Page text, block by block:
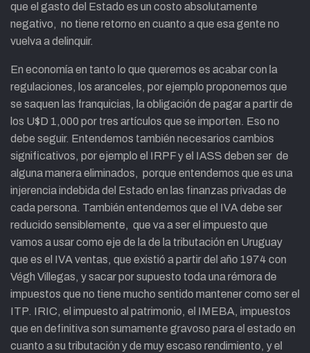
que el gasto del Estado es un costo absolutamente
negativo, no tiene retorno en cuanto a que esa gente no
vuelva a delinquir.
En economía en tanto lo que queremos es acabar con la
regulaciones, los aranceles, por ejemplo proponemos que
se saquen las franquicias, la obligación de pagar a partir de
los U$D 1,000 por tres artículos que se importen. Eso no
debe seguir. Entendemos también necesarios cambios
significativos, por ejemplo el IRPF y el IASS deben ser de
alguna manera eliminados, porque entendemos que es una
injerencia indebida del Estado en las finanzas privadas de
cada persona. También entendemos que el IVA debe ser
reducido sensiblemente, que va a ser el impuesto que
vamos a usar como eje de la de la tributación en Uruguay
que es el IVA ventas, que existió a partir del año 1974 con
Végh Villegas, y sacar por supuesto toda una rémora de
impuestos que no tiene mucho sentido mantener como ser el
ITP. IRIC, el impuesto al patrimonio, el IMEBA, impuestos
que en definitiva son sumamente gravoso para el estado en
cuanto a su tributación y de muy escaso rendimiento, y el